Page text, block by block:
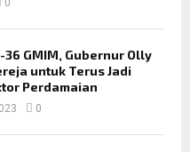
0
36 GMIM, Gubernur Olly
untuk Terus Jadi
Perdamaian
0